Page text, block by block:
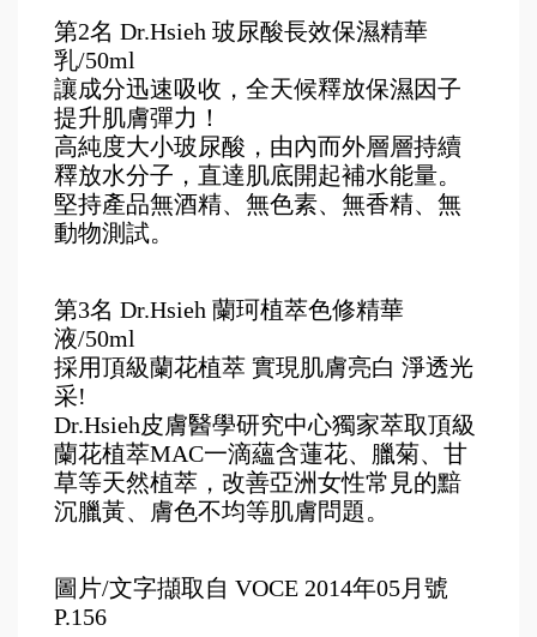
第2名 Dr.Hsieh 玻尿酸長效保濕精華
乳/50ml
讓成分迅速吸收，全天候釋放保濕因子
提升肌膚彈力！
高純度大小玻尿酸，由內而外層層持續
釋放水分子，直達肌底開起補水能量。
堅持產品無酒精、無色素、無香精、無
動物測試。
第3名 Dr.Hsieh 蘭珂植萃色修精華
液/50ml
採用頂級蘭花植萃 實現肌膚亮白 淨透光
采!
Dr.Hsieh皮膚醫學研究中心獨家萃取頂級
蘭花植萃MAC一滴蘊含蓮花、臘菊、甘
草等天然植萃，改善亞洲女性常見的黯
沉臘黃、膚色不均等肌膚問題。
圖片/文字擷取自 VOCE 2014年05月號
P.156